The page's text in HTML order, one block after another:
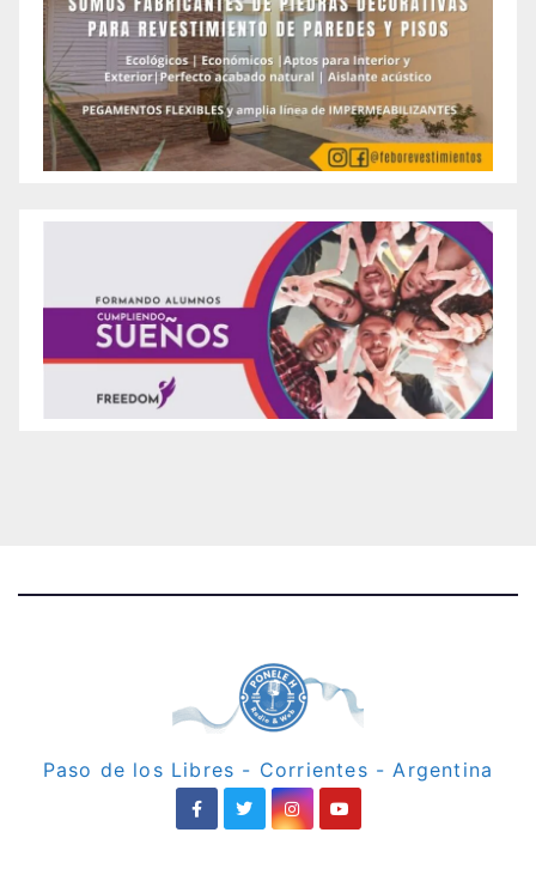
Paso de los Libres - Corrientes - Argentina